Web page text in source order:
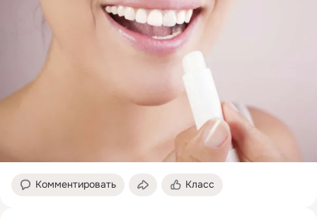
Комментировать Класс